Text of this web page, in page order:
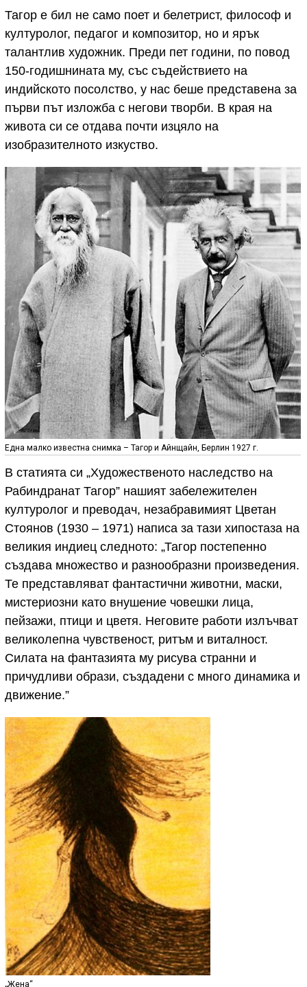
Тагор е бил не само поет и белетрист, философ и
културолог, педагог и композитор, но и ярък
талантлив художник. Преди пет години, по повод
150-годишнината му, със съдействието на
индийското посолство, у нас беше представена за
първи път изложба с негови творби. В края на
живота си се отдава почти изцяло на
изобразителното изкуство.
Една малко известна снимка – Тагор и Айнщайн, Берлин 1927 г.
В статията си „Художественото наследство на
Рабиндранат Тагор” нашият забележителен
културолог и преводач, незабравимият Цветан
Стоянов (1930 – 1971) написа за тази хипостаза на
великия индиец следното: „Тагор постепенно
създава множество и разнообразни произведения.
Те представляват фантастични животни, маски,
мистериозни като внушение човешки лица,
пейзажи, птици и цветя. Неговите работи излъчват
великолепна чувственост, ритъм и виталност.
Силата на фантазията му рисува странни и
причудливи образи, създадени с много динамика и
движение.”
„Жена“